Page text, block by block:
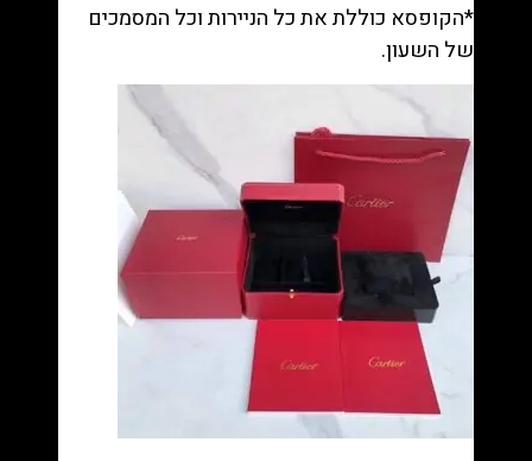
*הקופסא כוללת את כל הניירות וכל המסמכים
של השעון.